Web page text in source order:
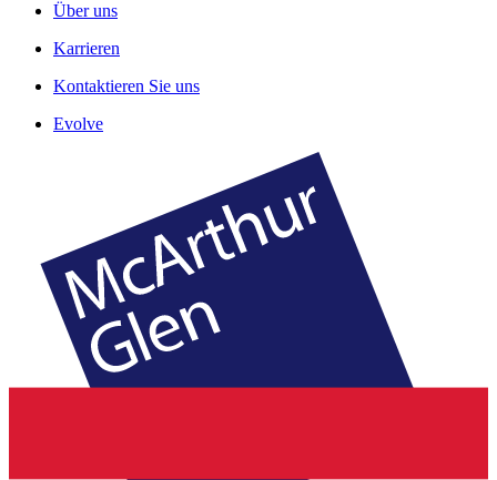
Über uns
Karrieren
Kontaktieren Sie uns
Evolve